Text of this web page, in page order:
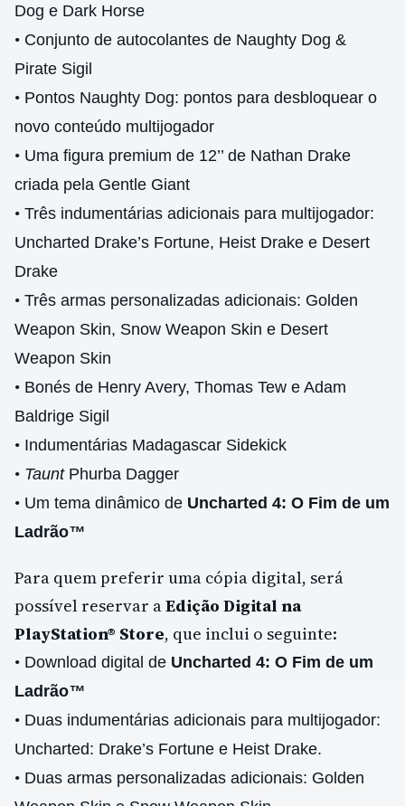
Dog e Dark Horse
• Conjunto de autocolantes de Naughty Dog &
Pirate Sigil
• Pontos Naughty Dog: pontos para desbloquear o
novo conteúdo multijogador
• Uma figura premium de 12’’ de Nathan Drake
criada pela Gentle Giant
• Três indumentárias adicionais para multijogador:
Uncharted Drake’s Fortune, Heist Drake e Desert
Drake
• Três armas personalizadas adicionais: Golden
Weapon Skin, Snow Weapon Skin e Desert
Weapon Skin
• Bonés de Henry Avery, Thomas Tew e Adam
Baldrige Sigil
• Indumentárias Madagascar Sidekick
• Taunt Phurba Dagger
• Um tema dinâmico de Uncharted 4: O Fim de um
Ladrão™
Para quem preferir uma cópia digital, será
possível reservar aEdição Digital na
PlayStation® Store, que inclui o seguinte:
• Download digital de Uncharted 4: O Fim de um
Ladrão™
• Duas indumentárias adicionais para multijogador:
Uncharted: Drake’s Fortune e Heist Drake.
• Duas armas personalizadas adicionais: Golden